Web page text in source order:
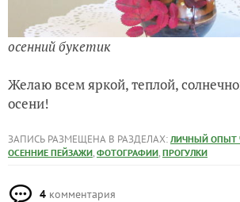
осенний букетик
Желаю всем яркой, теплой,
осени!
ЗАПИСЬ РАЗМЕЩЕНА В РАЗДЕЛАХ: ЛИЧНЫЙ ОПЫТ
ОСЕННИЕ ПЕЙЗАЖИ, ФОТОГРАФИИ, ПРОГУЛКИ
4 комментария